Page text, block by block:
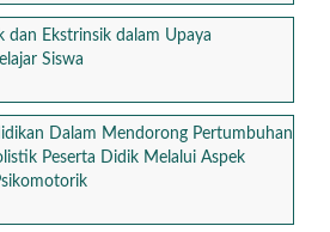
dan Ekstrinsik dalam Upaya
Siswa
Dalam Mendorong Pertumbuhan
Peserta Didik Melalui Aspek